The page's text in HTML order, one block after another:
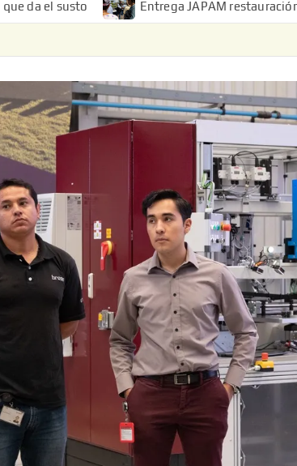
Entrega JAPAM restauración del bordo de